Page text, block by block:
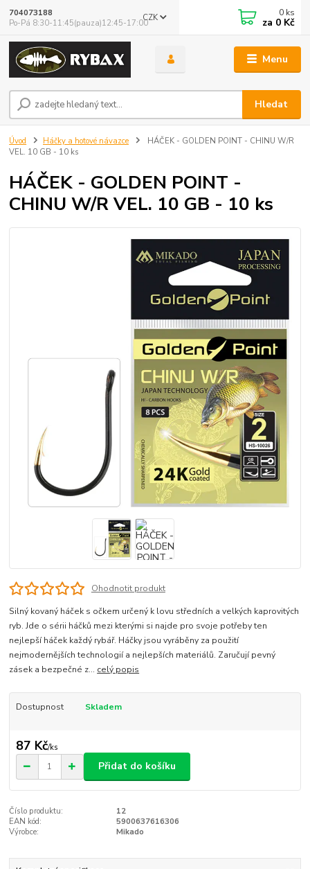
Menu
CZK
Hledat
704073188
Po-Pá 8:30-11:45(pauza)12:45-17:00
0 ks
za 0 Kč
Úvod Háčky a hotové návazce
HÁČEK - GOLDEN POINT - CHINU W/R
VEL. 10 GB - 10 ks
HÁČEK - GOLDEN POINT -
CHINU W/R VEL. 10 GB - 10 ks
Ohodnotit produkt
Silný kovaný háček s očkem určený k lovu středních a velkých kaprovitých
ryb. Jde o sérii háčků mezi kterými si najde pro svoje potřeby ten
nejlepší háček každý rybář. Háčky jsou vyráběny za použití
nejmodernějších technologií a nejlepších materiálů. Zaručují pevný
zásek a bezpečné z... celý popis
Dostupnost Skladem
87 Kč/ks
Přidat do košíku
Číslo produktu:
12
EAN kód:
5900637616306
Výrobce:
Mikado